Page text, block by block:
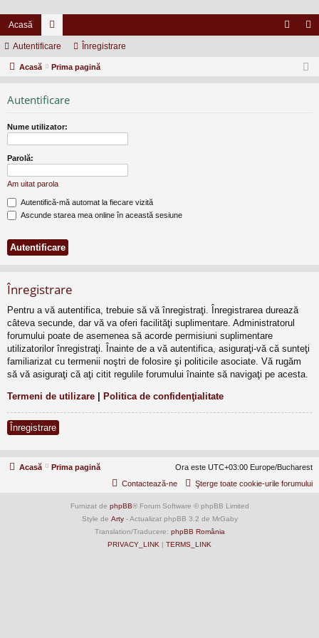
Acasă
or
u eg
Autentificare Înregistrare
Acasă Prima pagină
Autentificare
Nume utilizator:
Parolă:
Am uitat parola
Autentifică-mă automat la fiecare vizită
Ascunde starea mea online în această sesiune
Înregistrare
Pentru a vă autentifica, trebuie să vă înregistraţi. Înregistrarea durează
câteva secunde, dar vă va oferi facilităţi suplimentare. Administratorul
forumului poate de asemenea să acorde permisiuni suplimentare
utilizatorilor înregistraţi. Înainte de a vă autentifica, asiguraţi-vă că sunteţi
familiarizat cu termenii noştri de folosire şi politicile asociate. Vă rugăm
să vă asiguraţi că aţi citit regulile forumului înainte să navigaţi pe acesta.
Termeni de utilizare | Politica de confidenţialitate
Înregistrare
Acasă Prima pagină
Ora este UTC+03:00 Europe/Bucharest
Şterge toate cookie-urile forumului
Contactează-ne
Furnizat de phpBB® Forum Software © phpBB Limited
Style de Arty- Actualizat phpBB 3.2 de MrGaby
Translation/Traducere: phpBB România
PRIVACY_LINK | TERMS_LINK